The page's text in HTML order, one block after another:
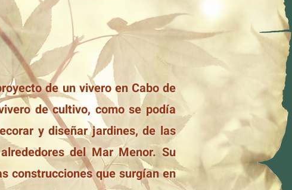
de un vivero en Cabo de
de cultivo, como se podía
y diseñar jardines, de las
del Mar Menor. Su
construcciones que surgían en